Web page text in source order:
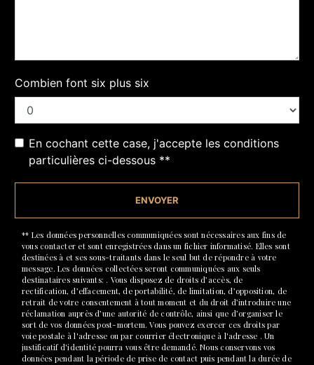
Combien font six plus six
En cochant cette case, j'accepte les conditions
particulières ci-dessous **
ENVOYER
** Les données personnelles communiquées sont nécessaires aux fins de
vous contacter et sont enregistrées dans un fichier informatisé. Elles sont
destinées à et ses sous-traitants dans le seul but de répondre à votre
message. Les données collectées seront communiquées aux seuls
destinataires suivants: . Vous disposez de droits d’accès, de
rectification, d’effacement, de portabilité, de limitation, d’opposition, de
retrait de votre consentement à tout moment et du droit d’introduire une
réclamation auprès d’une autorité de contrôle, ainsi que d’organiser le
sort de vos données post-mortem. Vous pouvez exercer ces droits par
voie postale à l'adresse ou par courrier électronique à l'adresse . Un
justificatif d'identité pourra vous être demandé. Nous conservons vos
données pendant la période de prise de contact puis pendant la durée de